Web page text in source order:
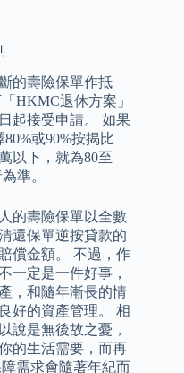
的壽險保單作抵
HKMC退休方案」
起接受申請。 如果
或90%按揭比
以下，就為80至
準。
的壽險保單以全數
還保單逆按貸款的
償金額。 不過，作
一定是一件好事，
，和隨年漸長的情
好的資產管理。 相
說是無後故之憂，
的生活需要，而再
需求會隨著年紀而